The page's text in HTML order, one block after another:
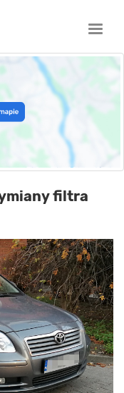
Toggle
filtra